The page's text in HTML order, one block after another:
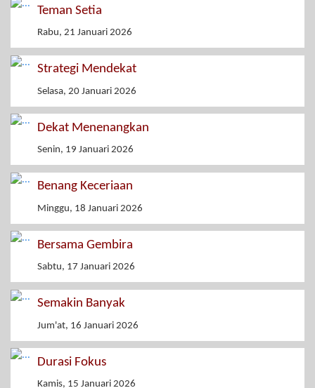
Teman Setia
Rabu, 21 Januari 2026
Strategi Mendekat
Selasa, 20 Januari 2026
Dekat Menenangkan
Senin, 19 Januari 2026
Benang Keceriaan
Minggu, 18 Januari 2026
Bersama Gembira
Sabtu, 17 Januari 2026
Semakin Banyak
Jum'at, 16 Januari 2026
Durasi Fokus
Kamis, 15 Januari 2026